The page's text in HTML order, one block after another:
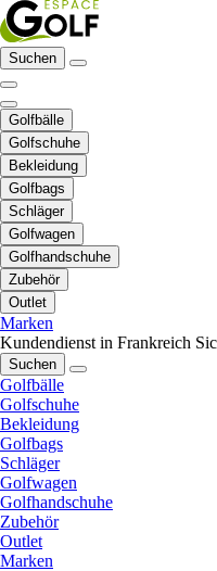
Suchen
Golfbälle
Golfschuhe
Bekleidung
Golfbags
Schläger
Golfwagen
Golfhandschuhe
Zubehör
Outlet
Marken
Kundendienst in Frankreich
Suchen
Golfbälle
Golfschuhe
Bekleidung
Golfbags
Schläger
Golfwagen
Golfhandschuhe
Zubehör
Outlet
Marken